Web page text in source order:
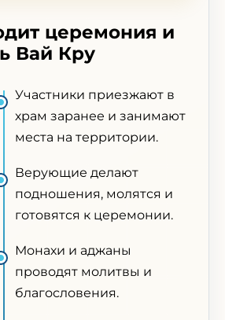
церемония и
Вай Кру
Участники приезжают в
храм заранее и занимают
места на территории.
Верующие делают
подношения, молятся и
готовятся к церемонии.
Монахи и аджаны
проводят молитвы и
благословения.